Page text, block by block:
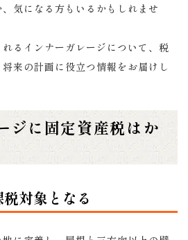
気になる方もいるかもしれませ
るインナーガレージについて、税
来の計画に役立つ情報をお届けし
ジに固定資産税はか
対象となる